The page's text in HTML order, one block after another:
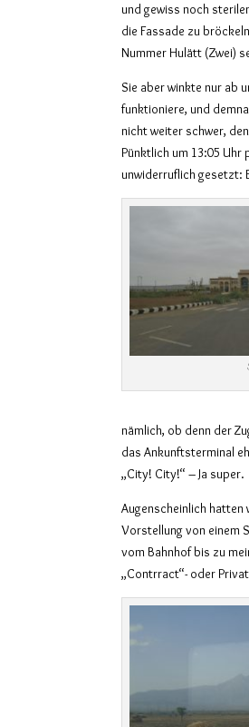
und gewiss noch
die Fassade zu
Nummer Hulätt (Zwei)
Sie aber winkte nur ab
funktioniere, und
nicht weiter schwer,
Pünktlich um 13:05 Uhr
unwiderruflich gesetzt:
nämlich, ob denn der
das Ankunftsterminal
„City! City!“ – Ja super.
Augenscheinlich hatten
Vorstellung von einem
vom Bahnhof bis zu
„Contrract“- oder